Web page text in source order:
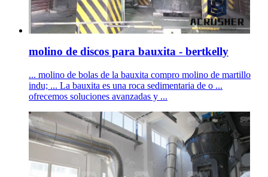
molino de discos para bauxita - bertkelly
... molino de bolas de la bauxita compro molino de martillo
indu; ... La bauxita es una roca sedimentaria de o ...
ofrecemos soluciones avanzadas y ...